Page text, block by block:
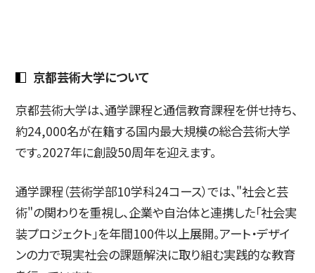
京都芸術大学について
京都芸術大学は、通学課程と通信教育課程を併せ持ち、
約24,000名が在籍する国内最大規模の総合芸術大学
です。2027年に創設50周年を迎えます。
通学課程（芸術学部10学科24コース）では、"社会と芸
術"の関わりを重視し、企業や自治体と連携した「社会実
装プロジェクト」を年間100件以上展開。アート・デザイ
ンの力で現実社会の課題解決に取り組む実践的な教育